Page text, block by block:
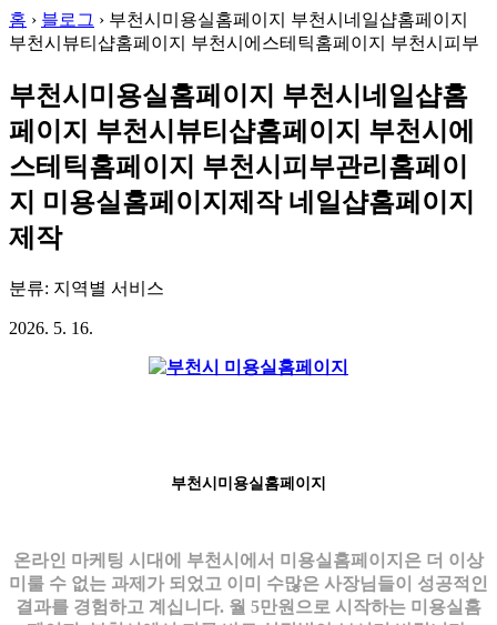
홈 › 블로그 › 부천시미용실홈페이지 부천시네일샵홈페이지
부천시뷰티샵홈페이지 부천시에스테틱홈페이지 부천시피부
부천시미용실홈페이지 부천시네일샵홈
페이지 부천시뷰티샵홈페이지 부천시에
스테틱홈페이지 부천시피부관리홈페이
지 미용실홈페이지제작 네일샵홈페이지
제작
분류: 지역별 서비스
2026. 5. 16.
부천시미용실홈페이지
온라인 마케팅 시대에 부천시에서 미용실홈페이지은 더 이상
미룰 수 없는 과제가 되었고 이미 수많은 사장님들이 성공적인
결과를 경험하고 계십니다. 월 5만원으로 시작하는 미용실홈